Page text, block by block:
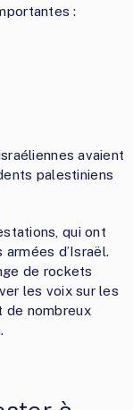
:
avaient
palestiniens
qui ont
d’Israël.
de rockets
les voix sur les
de nombreux